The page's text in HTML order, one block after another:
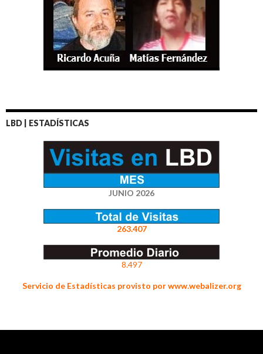
LBD | ESTADÍSTICAS
JUNIO 2026
263.407
8.497
Servicio de Estadísticas provisto por www.webalizer.org